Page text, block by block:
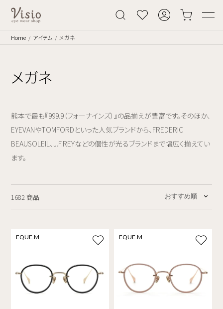
Home アイテム メガネ
メガネ
熊本で最も『999.9（フォーナインズ）』の品揃えが豊富です。そのほか、
EYEVANやTOMFORDといった人気ブランドから、FREDERIC
BEAUSOLEIL、J.F.REYなどの個性が光るブランドまで幅広く揃えてい
ます。
1682 商品
EQUE.M EQUE.M